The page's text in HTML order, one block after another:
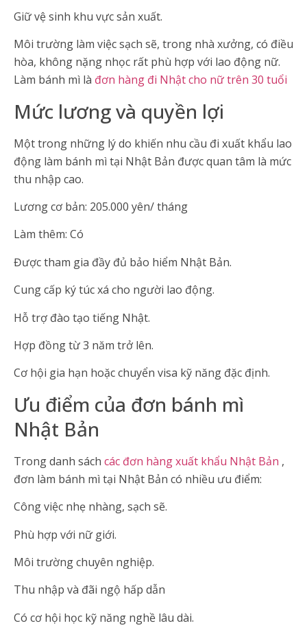
Giữ vệ sinh khu vực sản xuất.
Môi trường làm việc sạch sẽ, trong nhà xưởng, có điều
hòa, không nặng nhọc rất phù hợp với lao động nữ.
Làm bánh mì là đơn hàng đi Nhật cho nữ trên 30 tuổi
Mức lương và quyền lợi
Một trong những lý do khiến nhu cầu đi xuất khẩu lao
động làm bánh mì tại Nhật Bản được quan tâm là mức
thu nhập cao.
Lương cơ bản: 205.000 yên/ tháng
Làm thêm: Có
Được tham gia đầy đủ bảo hiểm Nhật Bản.
Cung cấp ký túc xá cho người lao động.
Hỗ trợ đào tạo tiếng Nhật.
Hợp đồng từ 3 năm trở lên.
Cơ hội gia hạn hoặc chuyển visa kỹ năng đặc định.
Ưu điểm của đơn bánh mì
Nhật Bản
Trong danh sách các đơn hàng xuất khẩu Nhật Bản ,
đơn làm bánh mì tại Nhật Bản có nhiều ưu điểm:
Công việc nhẹ nhàng, sạch sẽ.
Phù hợp với nữ giới.
Môi trường chuyên nghiệp.
Thu nhập và đãi ngộ hấp dẫn
Có cơ hội học kỹ năng nghề lâu dài.